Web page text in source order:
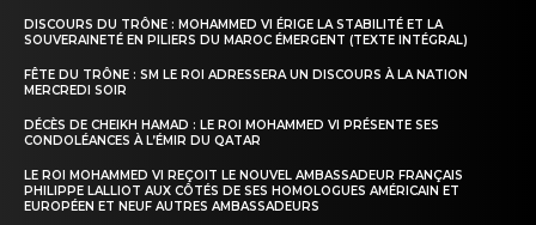
DISCOURS DU TRÔNE : MOHAMMED VI ÉRIGE LA STABILITÉ ET LA
SOUVERAINETÉ EN PILIERS DU MAROC ÉMERGENT (TEXTE INTÉGRAL)
FÊTE DU TRÔNE : SM LE ROI ADRESSERA UN DISCOURS À LA NATION
MERCREDI SOIR
DÉCÈS DE CHEIKH HAMAD : LE ROI MOHAMMED VI PRÉSENTE SES
CONDOLÉANCES À L’ÉMIR DU QATAR
LE ROI MOHAMMED VI REÇOIT LE NOUVEL AMBASSADEUR FRANÇAIS
PHILIPPE LALLIOT AUX CÔTÉS DE SES HOMOLOGUES AMÉRICAIN ET
EUROPÉEN ET NEUF AUTRES AMBASSADEURS